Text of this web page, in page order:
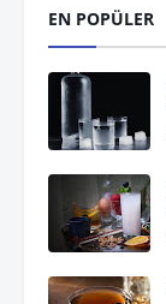
EN POPÜLER